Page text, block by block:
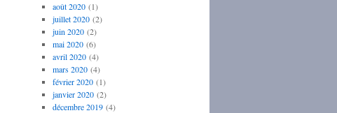
août 2020(1)
juillet 2020(2)
juin 2020(2)
mai 2020(6)
avril 2020(4)
mars 2020(4)
février 2020(1)
janvier 2020(2)
décembre 2019(4)